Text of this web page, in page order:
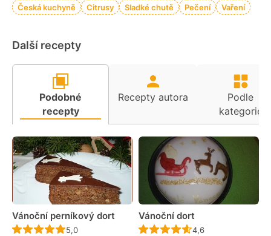
Česká kuchyně
Citrusy Sladké chutě Pečení Vaření
Další recepty
Podobné
recepty
Recepty autora
Podle
kategorie
Vánoční perníkový dort
Recept ještě nebyl hodnocen
5,0
Vánoční dort
Recept ještě nebyl
4,6